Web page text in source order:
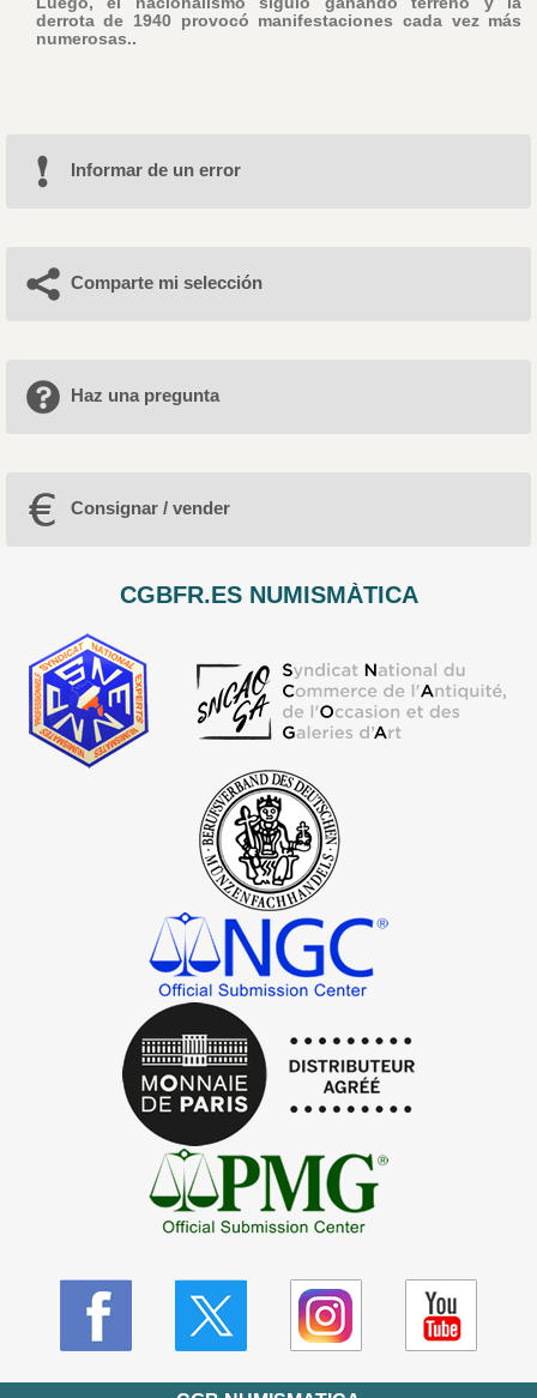
derrota de 1940 provocó manifestaciones cada vez más
numerosas..
Informar de un error
Comparte mi selección
Haz una pregunta
Consignar / vender
CGBFR.ES NUMISMÀTICA